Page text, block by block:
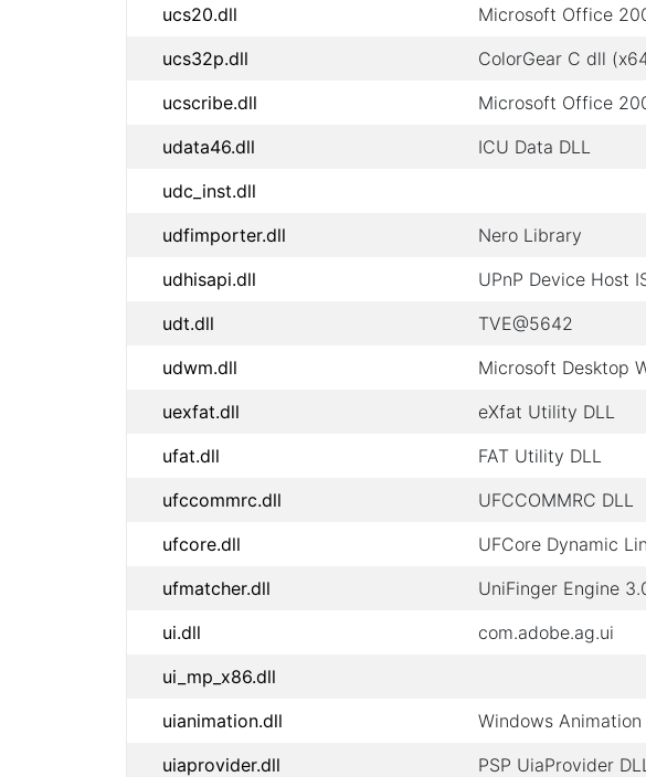
ucs20.dll
Microsoft Office
ucs32p.dll
ColorGear C dll
ucscribe.dll
Microsoft Office
udata46.dll
ICU Data DLL
udc_inst.dll
udfimporter.dll
Nero Library
udhisapi.dll
UPnP Device Host
udt.dll
TVE@5642
udwm.dll
Microsoft Desktop
uexfat.dll
eXfat Utility DLL
ufat.dll
FAT Utility DLL
ufccommrc.dll
UFCCOMMRC DLL
ufcore.dll
UFCore Dynamic
ufmatcher.dll
UniFinger Engine
ui.dll
com.adobe.ag.ui
ui_mp_x86.dll
uianimation.dll
Windows
uiaprovider.dll
PSP UiaProvider